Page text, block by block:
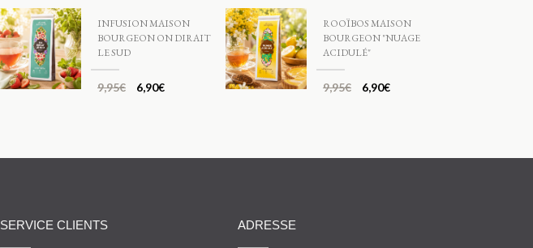
INFUSION MAISON
BOURGEON ON DIRAIT
LE SUD
9,95€ 6,90€
ROOÏBOS MAISON
BOURGEON "NUAGE
ACIDULÉ"
9,95€ 6,90€
SERVICE CLIENTS ADRESSE